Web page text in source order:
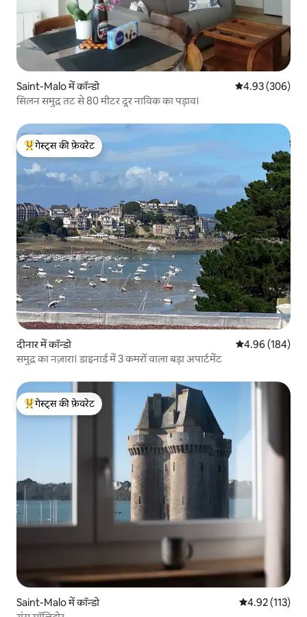
Saint-Malo में कॉन्डो औसत रेटिंग 5 में से
4.93 (306)
सिलन समुद्र तट से 80 मीटर दूर नाविक का पड़ाव।
गेस्ट्स का टॉप फ़ेवरेट
गेस्ट्स की फ़ेवरेट
दीनार में कॉन्डो औसत रेटिंग 5 में से
4.96 (184)
समुद्र का नज़ारा। डाइनार्ड में 3 कमरों वाला बड़ा अपार्टमेंट
गेस्ट्स का टॉप फ़ेवरेट
गेस्ट्स की फ़ेवरेट
Saint-Malo में कॉन्डो औसत रेटिंग 5 में से
4.92 (113)